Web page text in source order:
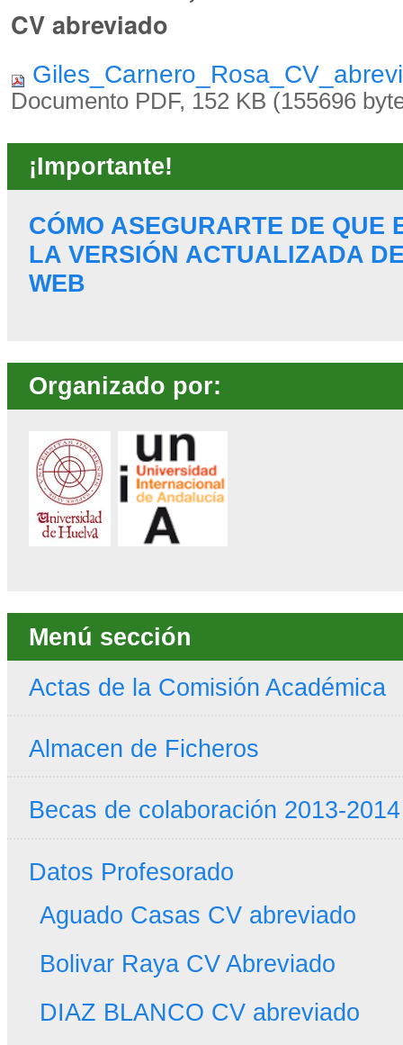
CV abreviado
Documento PDF, 152 KB (155696
¡Importante!
CÓMO ASEGURARTE DE QUE
LA VERSIÓN ACTUALIZADA
WEB
Organizado por:
Menú sección
Actas de la Comisión Académica
Almacen de Ficheros
Becas de colaboración 2013-2014
Datos Profesorado
Aguado Casas CV abreviado
Bolivar Raya CV Abreviado
DIAZ BLANCO CV abreviado